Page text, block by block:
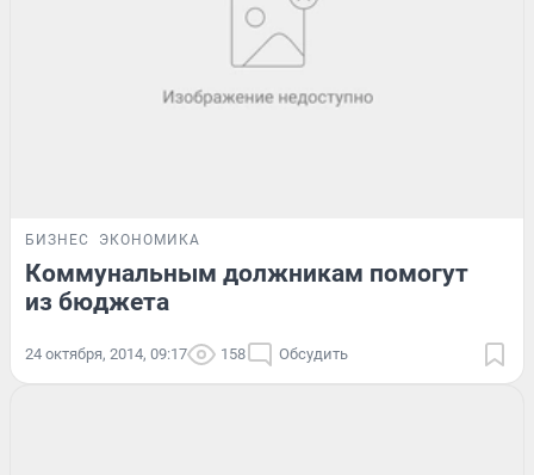
БИЗНЕС ЭКОНОМИКА
Коммунальным должникам помогут
из бюджета
24 октября, 2014, 09:17 158 Обсудить